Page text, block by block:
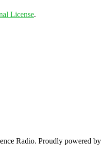
License.
Radio. Proudly powered